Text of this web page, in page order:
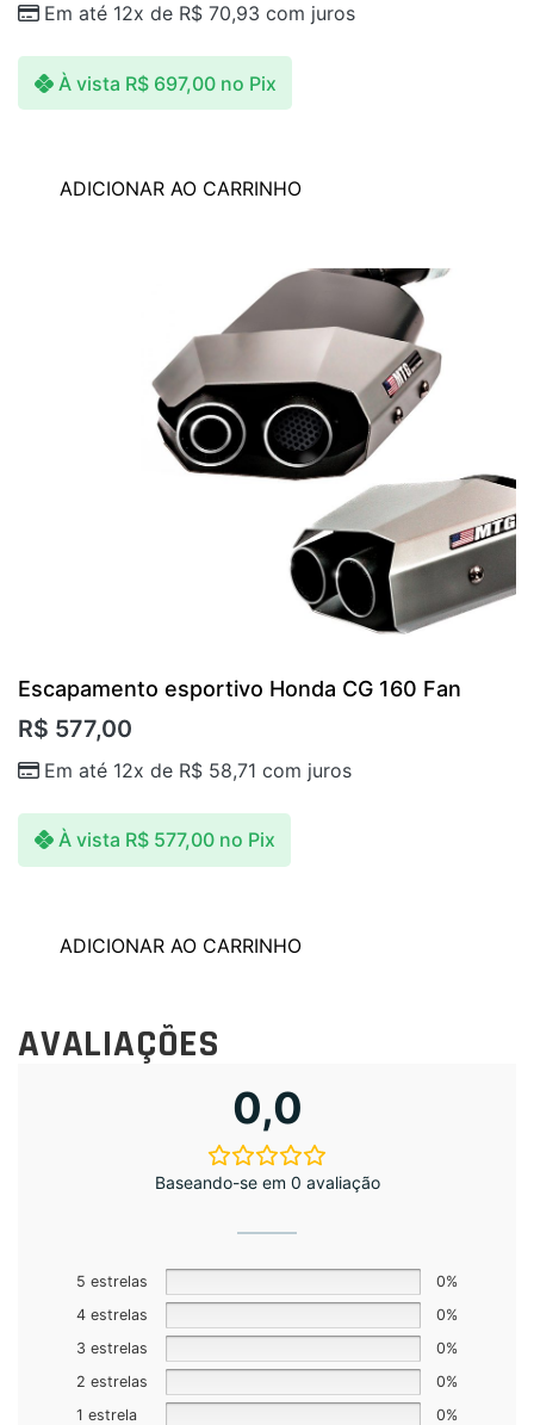
Em até 12x de R$ 70,93 com juros
À vista R$697,00 no Pix
ADICIONAR AO CARRINHO
Escapamento esportivo Honda CG 160 Fan
R$ 577,00
Em até 12x de R$ 58,71 com juros
À vista R$577,00 no Pix
ADICIONAR AO CARRINHO
AVALIAÇÕES
0,0
Baseando-se em 0 avaliação
5 estrelas
0%
4 estrelas
0%
3 estrelas
0%
2 estrelas
0%
1 estrela
0%